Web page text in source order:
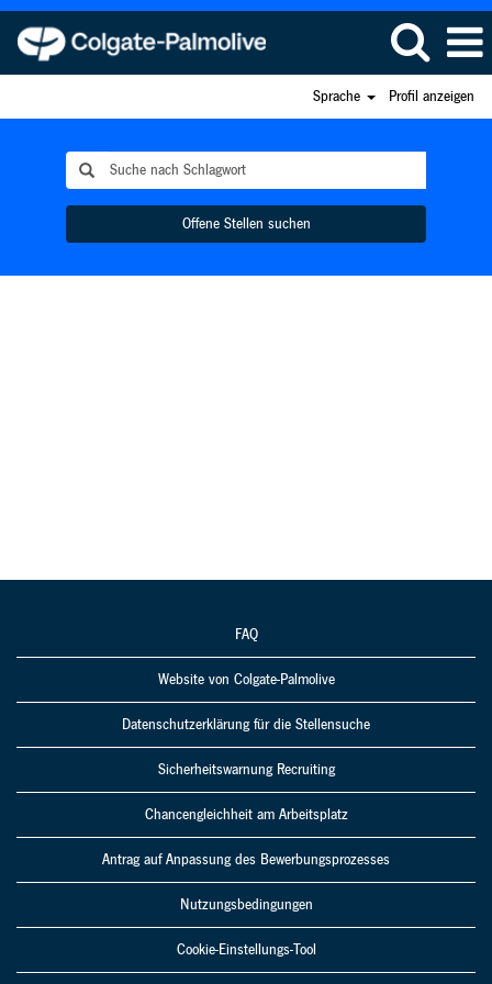
Sprache Profil anzeigen
Offene Stellen suchen
FAQ
Website von Colgate-Palmolive
Datenschutzerklärung für die Stellensuche
Sicherheitswarnung Recruiting
Chancengleichheit am Arbeitsplatz
Antrag auf Anpassung des Bewerbungsprozesses
Nutzungsbedingungen
Cookie-Einstellungs-Tool